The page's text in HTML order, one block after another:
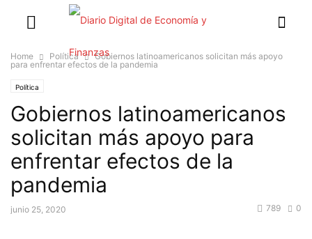
Home Política
Gobiernos latinoamericanos solicitan más apoyo
para enfrentar efectos de la pandemia
Política
Gobiernos latinoamericanos
solicitan más apoyo para
enfrentar efectos de la
pandemia
junio 25, 2020 0
789